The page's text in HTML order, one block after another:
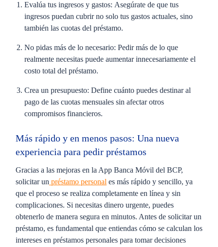
Evalúa tus ingresos y gastos: Asegúrate de que tus
ingresos puedan cubrir no solo tus gastos actuales, sino
también las cuotas del préstamo.
No pidas más de lo necesario: Pedir más de lo que
realmente necesitas puede aumentar innecesariamente el
costo total del préstamo.
Crea un presupuesto: Define cuánto puedes destinar al
pago de las cuotas mensuales sin afectar otros
compromisos financieros.
Más rápido y en menos pasos: Una nueva
experiencia para pedir préstamos
Gracias a las mejoras en la App Banca Móvil del BCP,
solicitar un préstamo personal es más rápido y sencillo, ya
que el proceso se realiza completamente en línea y sin
complicaciones. Si necesitas dinero urgente, puedes
obtenerlo de manera segura en minutos. Antes de solicitar un
préstamo, es fundamental que entiendas cómo se calculan los
intereses en préstamos personales para tomar decisiones